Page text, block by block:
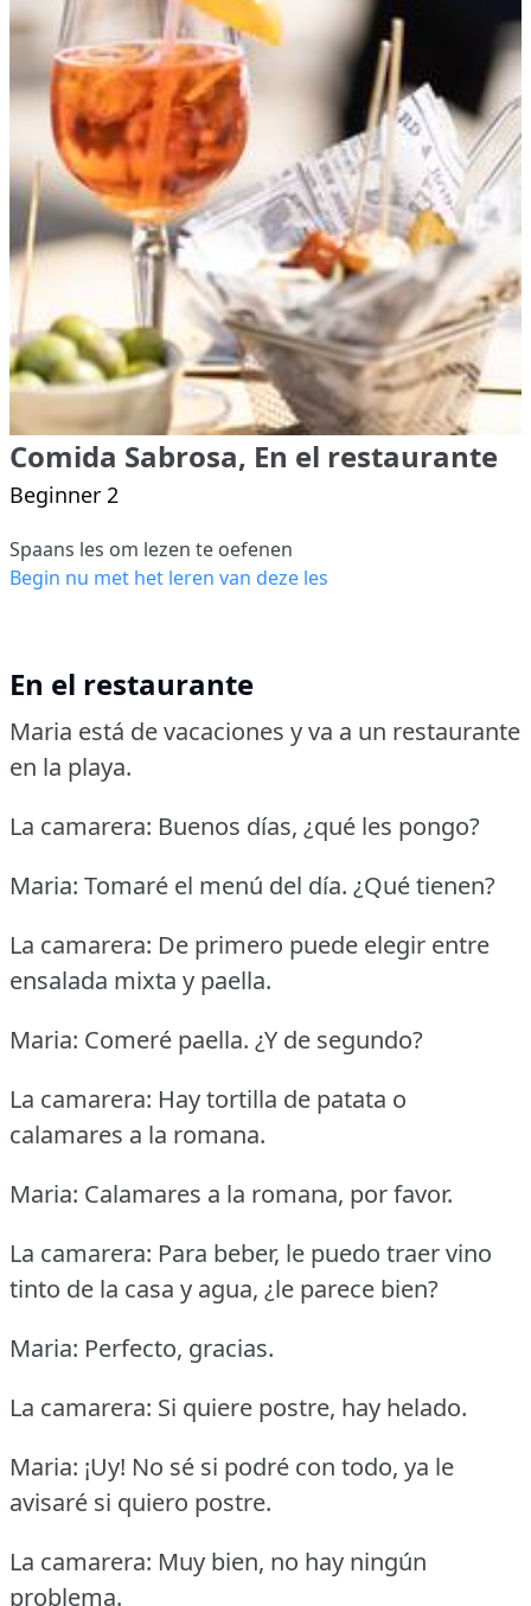
Comida Sabrosa, En el restaurante
Beginner 2
Spaans les om lezen te oefenen
Begin nu met het leren van deze les
En el restaurante
Maria está de vacaciones y va a un restaurante
en la playa.
La camarera: Buenos días, ¿qué les pongo?
Maria: Tomaré el menú del día. ¿Qué tienen?
La camarera: De primero puede elegir entre
ensalada mixta y paella.
Maria: Comeré paella. ¿Y de segundo?
La camarera: Hay tortilla de patata o
calamares a la romana.
Maria: Calamares a la romana, por favor.
La camarera: Para beber, le puedo traer vino
tinto de la casa y agua, ¿le parece bien?
Maria: Perfecto, gracias.
La camarera: Si quiere postre, hay helado.
Maria: ¡Uy! No sé si podré con todo, ya le
avisaré si quiero postre.
La camarera: Muy bien, no hay ningún
problema.